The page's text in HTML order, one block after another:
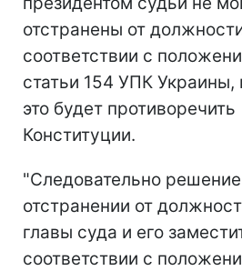
отстранены от
соответствии с
статьи 154 УПК Украины,
это будет противоречить
Конституции.
"Следовательно
отстранении от
главы суда и его
соответствии с